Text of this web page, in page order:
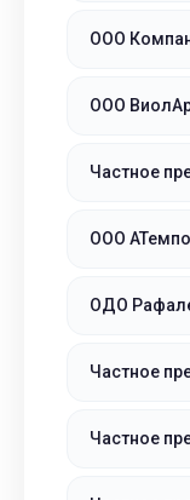
ООО
ООО
Частное
ООО АТемпо
ОДО
Частное
Частное